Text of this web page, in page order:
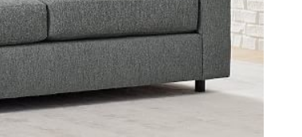
MakeOver